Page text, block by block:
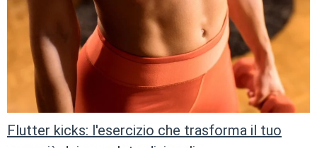
Flutter kicks: l'esercizio che trasforma il tuo